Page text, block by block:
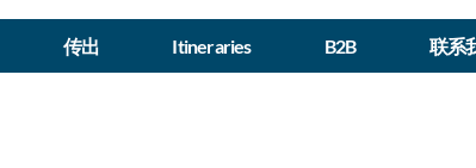
传出 Itineraries B2B 联系